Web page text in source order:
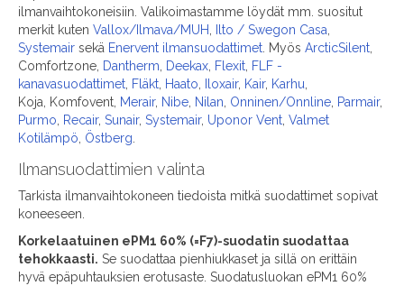
ilmanvaihtokoneisiin. Valikoimastamme löydät mm. suositut
merkit kuten Vallox/Ilmava/MUH, Ilto / Swegon Casa,
Systemair sekä Enervent ilmansuodattimet. Myös ArcticSilent,
Comfortzone, Dantherm, Deekax, Flexit, FLF -
kanavasuodattimet, Fläkt, Haato, Iloxair, Kair, Karhu,
Koja, Komfovent, Merair, Nibe, Nilan, Onninen/Onnline, Parmair,
Purmo, Recair, Sunair, Systemair, Uponor Vent, Valmet
Kotilämpö, Östberg.
Ilmansuodattimien valinta
Tarkista ilmanvaihtokoneen tiedoista mitkä suodattimet sopivat
koneeseen.
Korkelaatuinen ePM1 60% (=F7)-suodatin suodattaa
tehokkaasti. Se suodattaa pienhiukkaset ja sillä on erittäin
hyvä epäpuhtauksien erotusaste. Suodatusluokan ePM1 60%